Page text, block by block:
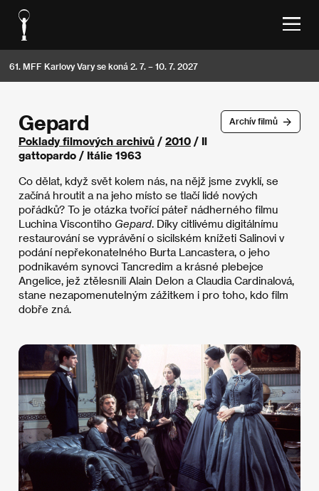
61. MFF Karlovy Vary se koná 2. 7. – 10. 7. 2027
Archív filmů
Gepard
Poklady filmových archivů / 2010 / Il
gattopardo / Itálie 1963
Co dělat, když svět kolem nás, na nějž jsme zvyklí, se
začíná hroutit a na jeho místo se tlačí lidé nových
pořádků? To je otázka tvořící páteř nádherného filmu
Luchina Viscontiho Gepard. Díky citlivému digitálnímu
restaurování se vyprávění o sicilském knížeti Salinovi v
podání nepřekonatelného Burta Lancastera, o jeho
podnikavém synovci Tancredim a krásné plebejce
Angelice, jež ztělesnili Alain Delon a Claudia Cardinalová,
stane nezapomenutelným zážitkem i pro toho, kdo film
dobře zná.